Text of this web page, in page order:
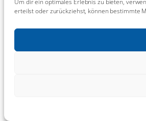
Um dir ein optimales Erlebnis zu bieten,
erteilst oder zurückziehst, können bestimmte